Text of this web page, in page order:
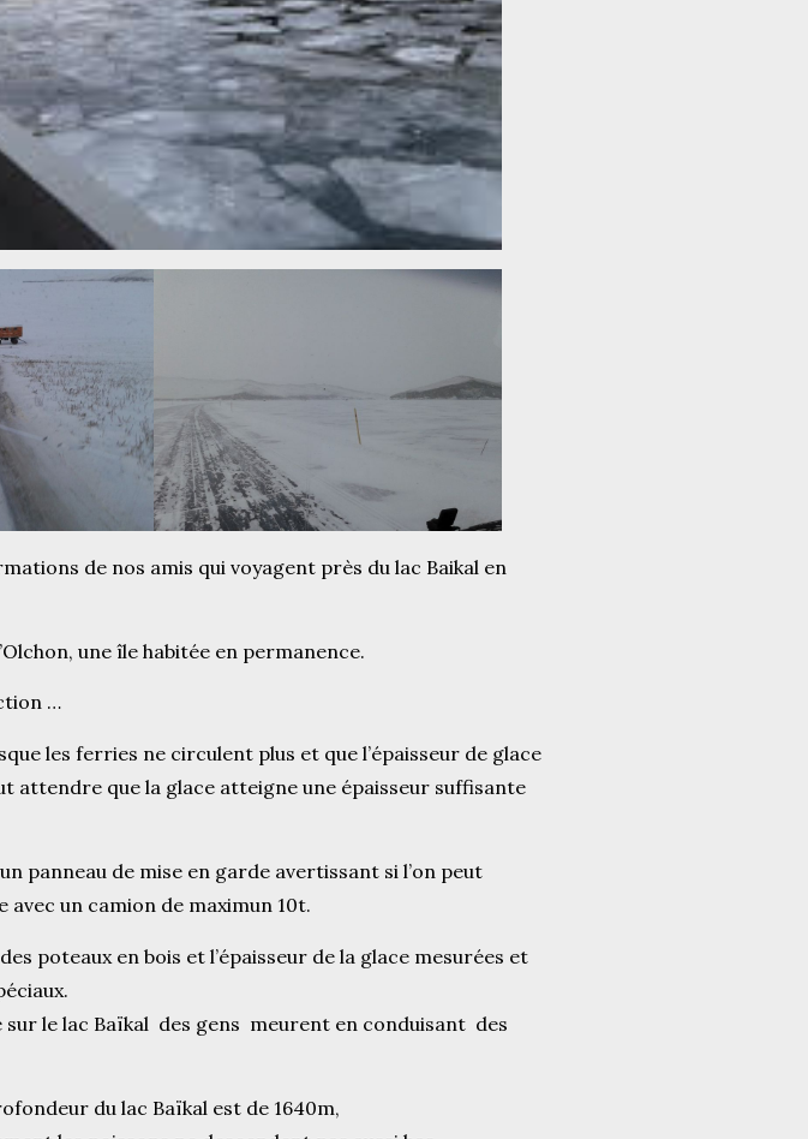
de nos amis qui voyagent près du lac Baikal en
une île habitée en permanence.
…
les ferries ne circulent plus et que l’épaisseur de glace
attendre que la glace atteigne une épaisseur suffisante
panneau de mise en garde avertissant si l’on peut
un camion de maximun 10t.
poteaux en bois et l’épaisseur de la glace mesurées et
sur le lac Baïkal des gens meurent en conduisant des
du lac Baïkal est de 1640m,